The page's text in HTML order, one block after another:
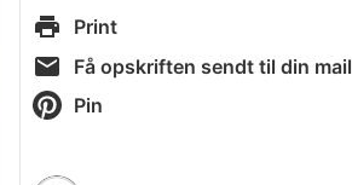
Print
Få opskriften sendt til din mail
Pin